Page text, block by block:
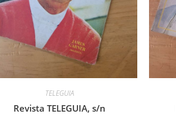
TELEGUIA
Revista TELEGUIA, s/n